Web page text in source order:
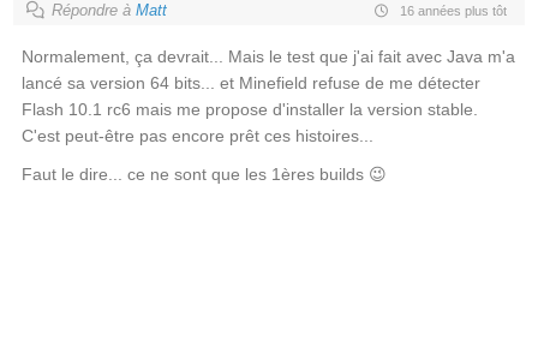
Répondre àMatt 16 années plus tôt
Normalement, ça devrait... Mais le test que j'ai fait avec Java m'a
lancé sa version 64 bits... et Minefield refuse de me détecter
Flash 10.1 rc6 mais me propose d'installer la version stable.
C'est peut-être pas encore prêt ces histoires...
Faut le dire... ce ne sont que les 1ères builds 😉